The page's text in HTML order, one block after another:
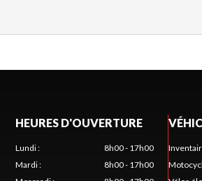
HEURES D'OUVERTURE
Lundi:
8h00 - 17h00
Mardi:
8h00 - 17h00